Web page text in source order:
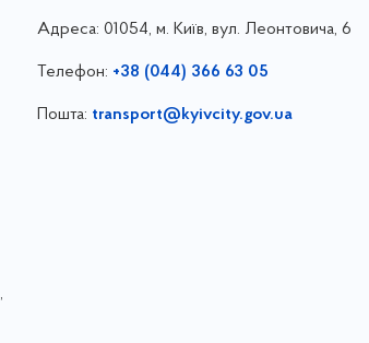
,
Адреса: 01054, м. Київ, вул. Леонтовича, 6
Телефон: +38 (044) 366 63 05
Пошта: transport@kyivcity.gov.ua